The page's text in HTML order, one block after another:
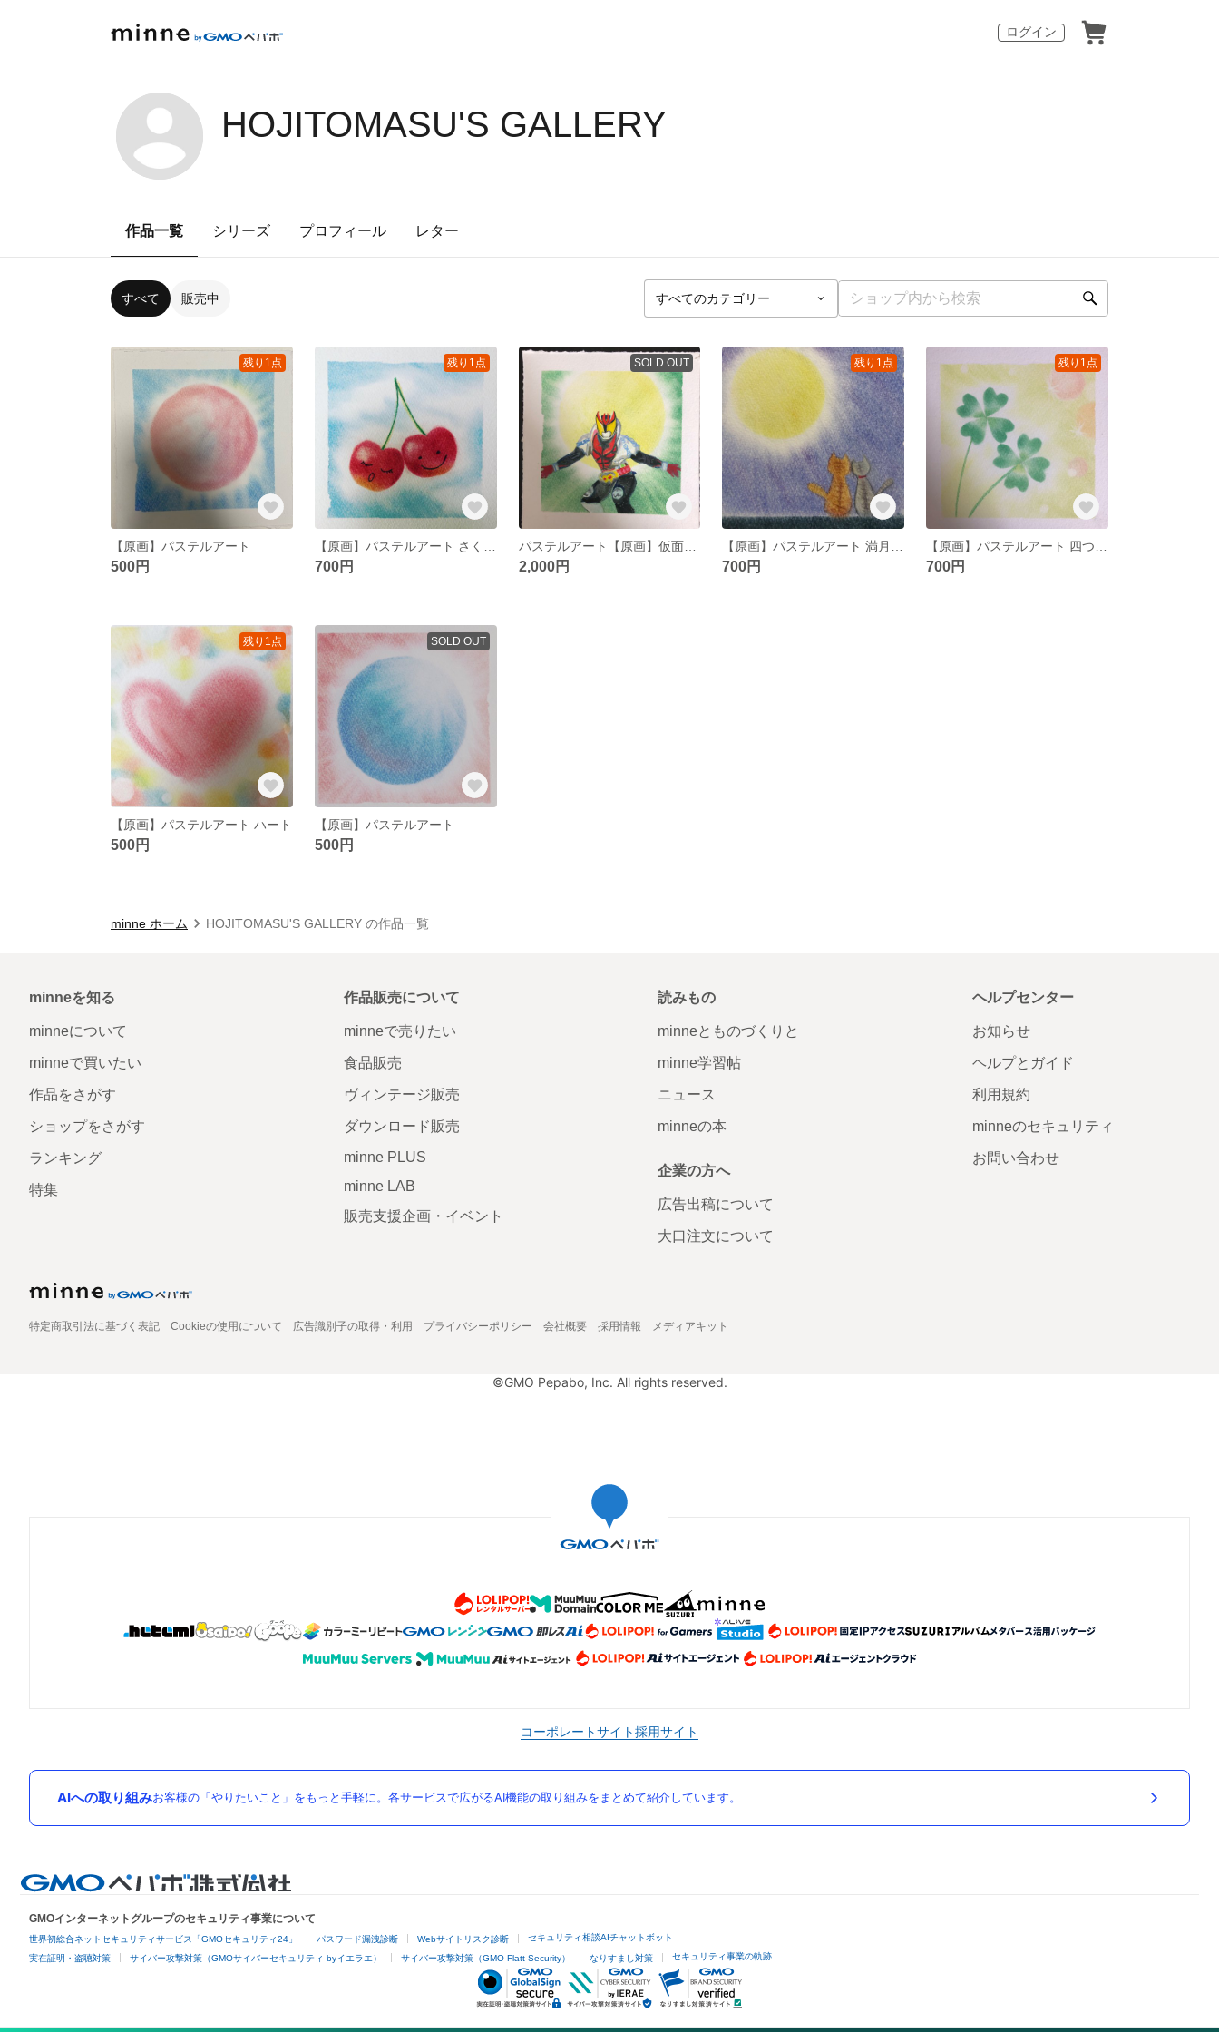
ログイン
HOJITOMASU'S GALLERY
作品一覧 シリーズ プロフィール レター
すべて 販売中
残り1点
【原画】パステルアート
500円
残り1点
700円
SOLD OUT
パステルアート【原画】仮面ライダーキバ
2,000円
残り1点
700円
残り1点
700円
残り1点
【原画】パステルアート ハート
500円
SOLD OUT
【原画】パステルアート
500円
minne ホーム HOJITOMASU'S GALLERY の作品一覧
minneを知る
minneについて
minneで買いたい
作品をさがす
ショップをさがす
ランキング
特集
作品販売について
minneで売りたい
食品販売
ヴィンテージ販売
ダウンロード販売
minne PLUS
minne LAB
販売支援企画・イベント
読みもの
minneとものづくりと
minne学習帖
ニュース
minneの本
企業の方へ
広告出稿について
大口注文について
ヘルプセンター
お知らせ
ヘルプとガイド
利用規約
minneのセキュリティ
お問い合わせ
特定商取引法に基づく表記 Cookieの使用について 広告識別子の取得・利用 プライバシーポリシー 会社概要 採用情報 メディアキット
©GMO Pepabo, Inc. All rights reserved.
コーポレートサイト採用サイト
AIへの取り組みお客様の「やりたいこと」をもっと手軽に。各サービスで広がるAI機能の取り組みをまとめて紹介しています。
GMOインターネットグループのセキュリティ事業について
世界初総合ネットセキュリティサービス「GMOセキュリティ24」 パスワード漏洩診断 Webサイトリスク診断 セキュリティ相談AIチャットボット
実在証明・盗聴対策 サイバー攻撃対策（GMOサイバーセキュリティ byイエラエ） サイバー攻撃対策（GMO Flatt Security） なりすまし対策 セキュリティ事業の軌跡